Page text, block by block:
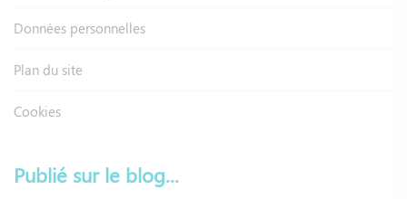
Données personnelles
Plan du site
Cookies
Publié sur le blog...